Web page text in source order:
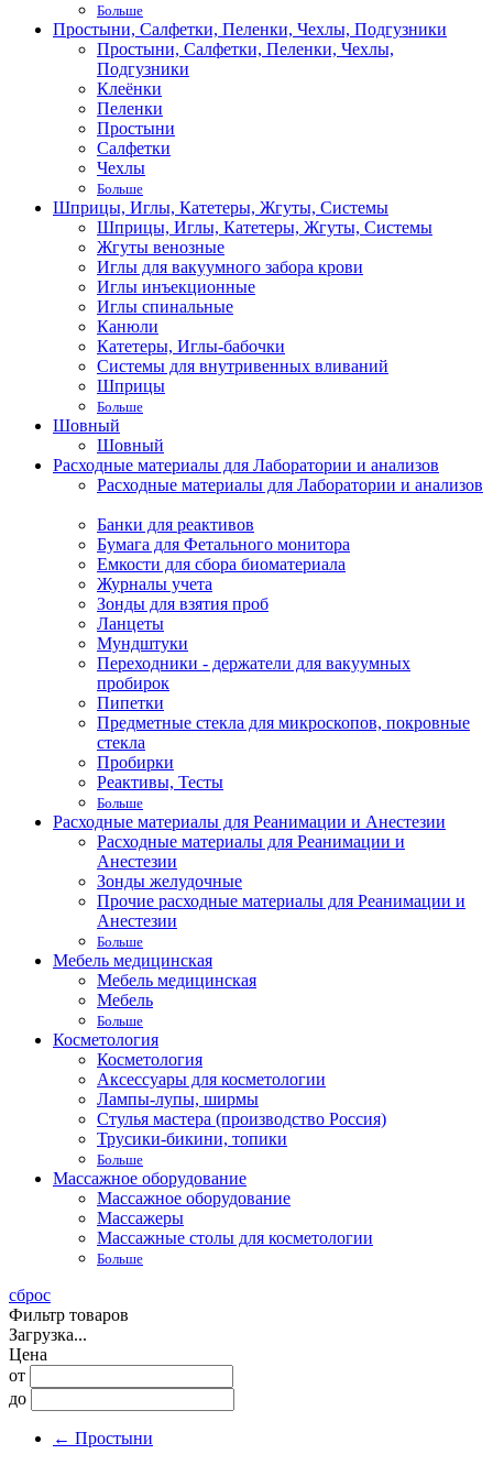
Больше
Простыни, Салфетки, Пеленки, Чехлы, Подгузники
Простыни, Салфетки, Пеленки, Чехлы,
Подгузники
Клеёнки
Пеленки
Простыни
Салфетки
Чехлы
Больше
Шприцы, Иглы, Катетеры, Жгуты, Системы
Шприцы, Иглы, Катетеры, Жгуты, Системы
Жгуты венозные
Иглы для вакуумного забора крови
Иглы инъекционные
Иглы спинальные
Канюли
Катетеры, Иглы-бабочки
Системы для внутривенных вливаний
Шприцы
Больше
Шовный
Шовный
Расходные материалы для Лаборатории и анализов
Расходные материалы для Лаборатории и анализов
Банки для реактивов
Бумага для Фетального монитора
Емкости для сбора биоматериала
Журналы учета
Зонды для взятия проб
Ланцеты
Мундштуки
Переходники - держатели для вакуумных
пробирок
Пипетки
Предметные стекла для микроскопов, покровные
стекла
Пробирки
Реактивы, Тесты
Больше
Расходные материалы для Реанимации и Анестезии
Расходные материалы для Реанимации и
Анестезии
Зонды желудочные
Прочие расходные материалы для Реанимации и
Анестезии
Больше
Мебель медицинская
Мебель медицинская
Мебель
Больше
Косметология
Косметология
Аксессуары для косметологии
Лампы-лупы, ширмы
Стулья мастера (производство Россия)
Трусики-бикини, топики
Больше
Массажное оборудование
Массажное оборудование
Массажеры
Массажные столы для косметологии
Больше
сброс
Фильтр товаров
Загрузка...
Цена
от
до
← Простыни